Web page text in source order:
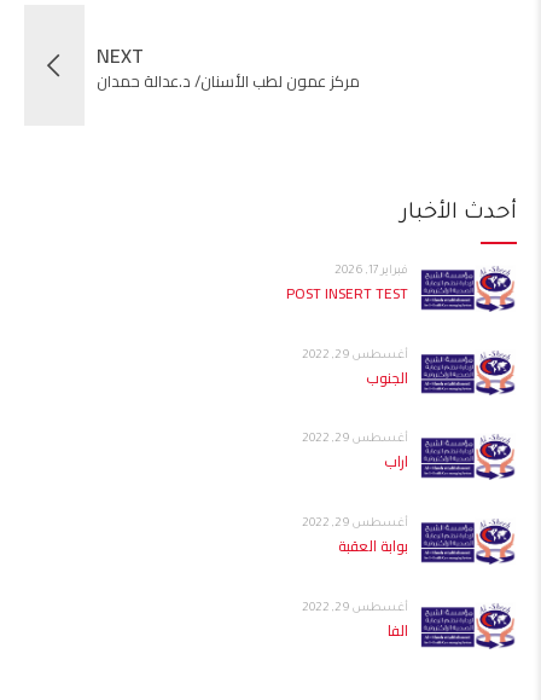
NEXT
مركز عمون لطب الأسنان/ د.عدالة حمدان
أحدث الأخبار
فبراير 17, 2026
POST INSERT TEST
أغسطس 29, 2022
الجنوب
أغسطس 29, 2022
اراب
أغسطس 29, 2022
بوابة العقبة
أغسطس 29, 2022
الفا